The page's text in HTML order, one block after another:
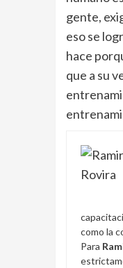
gente,
eso se
hace
que a su
como la
Para